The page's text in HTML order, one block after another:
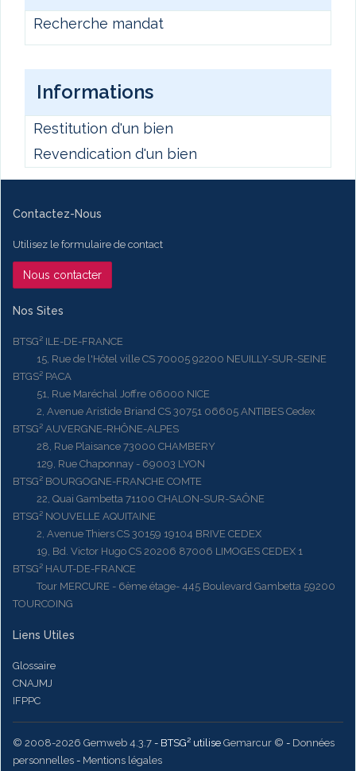
Recherche mandat
Informations
Restitution d'un bien
Revendication d'un bien
Contactez-Nous
Utilisez le formulaire de contact
Nous contacter
Nos Sites
BTSG² ILE-DE-FRANCE
15, Rue de l'Hôtel ville CS 70005 92200 NEUILLY-SUR-SEINE
BTGS² PACA
51, Rue Maréchal Joffre 06000 NICE
2, Avenue Aristide Briand CS 30751 06605 ANTIBES Cedex
BTSG² AUVERGNE-RHÔNE-ALPES
28, Rue Plaisance 73000 CHAMBERY
129, Rue Chaponnay - 69003 LYON
BTSG² BOURGOGNE-FRANCHE COMTE
22, Quai Gambetta 71100 CHALON-SUR-SAÔNE
BTSG² NOUVELLE AQUITAINE
2, Avenue Thiers CS 30159 19104 BRIVE CEDEX
19, Bd. Victor Hugo CS 20206 87006 LIMOGES CEDEX 1
BTSG² HAUT-DE-FRANCE
Tour MERCURE - 6ème étage- 445 Boulevard Gambetta 59200
TOURCOING
Liens Utiles
Glossaire
CNAJMJ
IFPPC
© 2008-2026 Gemweb 4.3.7 - BTSG² utilise Gemarcur © - Données
personnelles - Mentions légales